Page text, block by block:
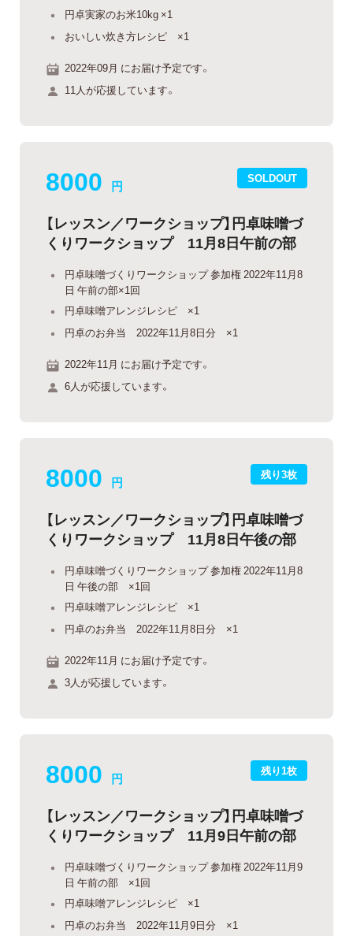
円卓実家のお米10kg ×1
おいしい炊き方レシピ ×1
2022年09月 にお届け予定です。
11人が応援しています。
SOLDOUT
8000 円
【レッスン／ワークショップ】円卓味噌づ
くりワークショップ 11月8日午前の部
円卓味噌づくりワークショップ 参加権 2022年11月8
日 午前の部×1回
円卓味噌アレンジレシピ ×1
円卓のお弁当 2022年11月8日分 ×1
2022年11月 にお届け予定です。
6人が応援しています。
残り3枚
8000 円
【レッスン／ワークショップ】円卓味噌づ
くりワークショップ 11月8日午後の部
円卓味噌づくりワークショップ 参加権 2022年11月8
日 午後の部 ×1回
円卓味噌アレンジレシピ ×1
円卓のお弁当 2022年11月8日分 ×1
2022年11月 にお届け予定です。
3人が応援しています。
残り1枚
8000 円
【レッスン／ワークショップ】円卓味噌づ
くりワークショップ 11月9日午前の部
円卓味噌づくりワークショップ 参加権 2022年11月9
日 午前の部 ×1回
円卓味噌アレンジレシピ ×1
円卓のお弁当 2022年11月9日分 ×1